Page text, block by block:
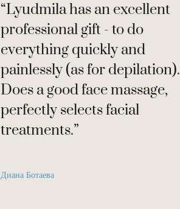
“Lyudmila has an excellent
professional gift - to do
everything quickly and
painlessly (as for depilation).
Does a good face massage,
perfectly selects facial
treatments.”
Диана Ботаева